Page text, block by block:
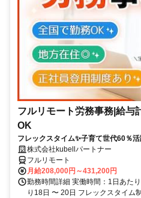
フルリモート労務事務|給与
OK
フレックスタイム✨子育て世代60％
株式会社kubellパートナー
フルリモート
月給208,000円～431,200円
勤務時間詳細 実働時間：1日あた
り18日 〜 20日 フレックスタイム